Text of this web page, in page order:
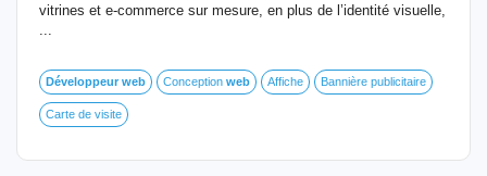
vitrines et e-commerce sur mesure, en plus de l’identité visuelle,
...
Développeur web Conception web Affiche Bannière publicitaire
Carte de visite